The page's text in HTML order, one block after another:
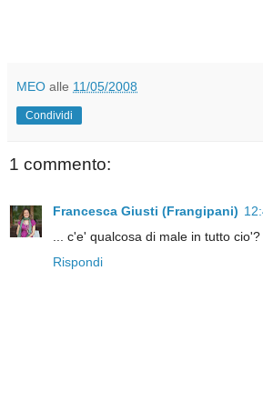
MEO alle 11/05/2008
Condividi
1 commento:
Francesca Giusti (Frangipani)
... c'e' qualcosa di male in tutto cio'?
Rispondi